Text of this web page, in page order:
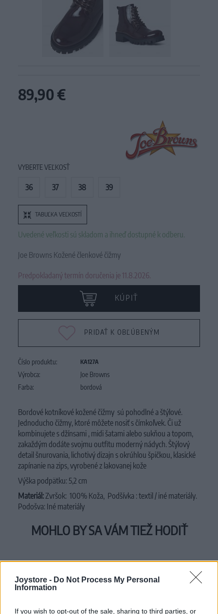
Joystore - Do Not Process My Personal
Information
If you wish to opt-out of the sale, sharing to third parties, or
89,90 €
VYBERTE VEĽKOSŤ
36 37 38 39
TABUĽKA VEĽKOSTÍ
Uvedené veľkosti sú skladom a ihneď dostupné k odberu.
Joe Browns Kožené členkové čižmy
Predpokladaný termín doručenia je 11.8.2026.
KÚPIŤ
PRIDAŤ K OBĽÚBENÝM
Číslo produktu: KA127A
Výrobca:
Joe Browns
Farba:
bordová
Bordové kotníkové kožené čižmy sú pohodlné a štýlové.
Jednoducho čižmy, ktoré môžete nosiť s čímkoľvek. Či už
kombinujete s džínsami , midi šatami alebo sukňou a topom,
zakaždým dodáte svojmu outfitu moderný nádych. Štýlový
detail šnurovania, lichotivý dizajn s okrúhlou špičkou, klasické
zapínanie na zips,vyrobené z lakovanej kože
Výška podpätku: 5,2 cm
Materiál:Zvršok: 100% Koža, Podšívka : textil / iné materiály.
Podošva: Iné materiály
MOHLO BY SA VÁM TIEŽ HODIŤ